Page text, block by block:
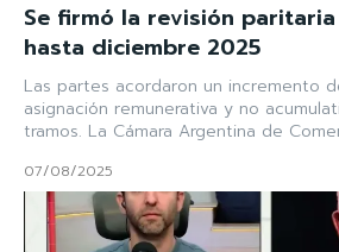
Se firmó la revisión
hasta diciembre 2025
Las partes acordaron un incremento
asignación remunerativa y no
tramos. La Cámara Argentina de
07/08/2025